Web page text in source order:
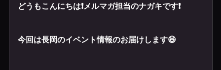
どうもこんにちは❗️メルマガ担当のナガキです❗️
今回は長岡のイベント情報のお届けします😆